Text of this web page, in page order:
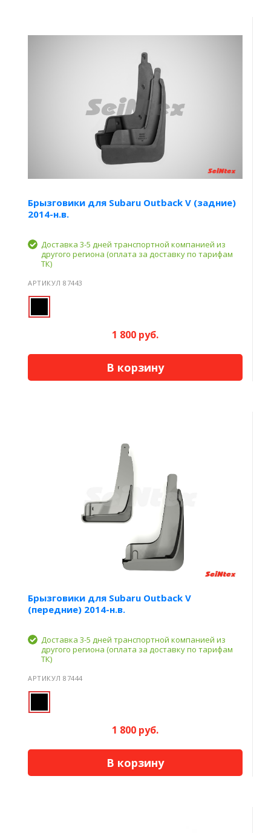
Брызговики для Subaru Outback V (задние)
2014-н.в.
Доставка 3-5 дней транспортной компанией из
другого региона (оплата за доставку по тарифам
ТК)
АРТИКУЛ 87443
1 800 руб.
В корзину
Брызговики для Subaru Outback V
(передние) 2014-н.в.
Доставка 3-5 дней транспортной компанией из
другого региона (оплата за доставку по тарифам
ТК)
АРТИКУЛ 87444
1 800 руб.
В корзину